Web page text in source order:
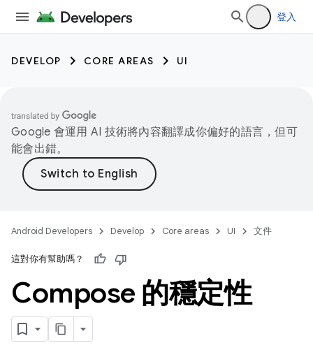
登入
DEVELOP CORE AREAS UI
Google 會運用 AI 技術將內容翻譯成你偏好的語言，但可
能會出錯。
Android Developers Develop Core areas UI 文件
這對你有幫助嗎？
Compose 的穩定性